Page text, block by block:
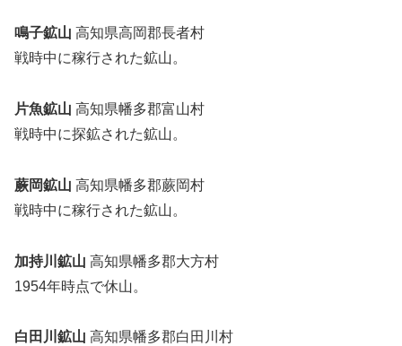
鳴子鉱山 高知県高岡郡長者村
戦時中に稼行された鉱山。
片魚鉱山 高知県幡多郡富山村
戦時中に探鉱された鉱山。
蕨岡鉱山 高知県幡多郡蕨岡村
戦時中に稼行された鉱山。
加持川鉱山 高知県幡多郡大方村
1954年時点で休山。
白田川鉱山 高知県幡多郡白田川村